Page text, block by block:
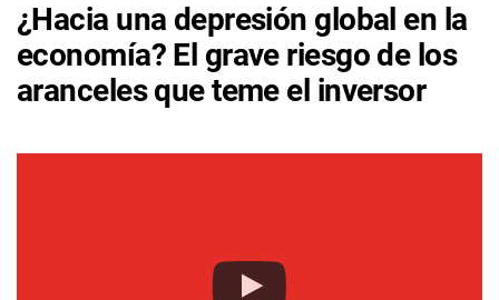
¿Hacia una depresión global en la
economía? El grave riesgo de los
aranceles que teme el inversor